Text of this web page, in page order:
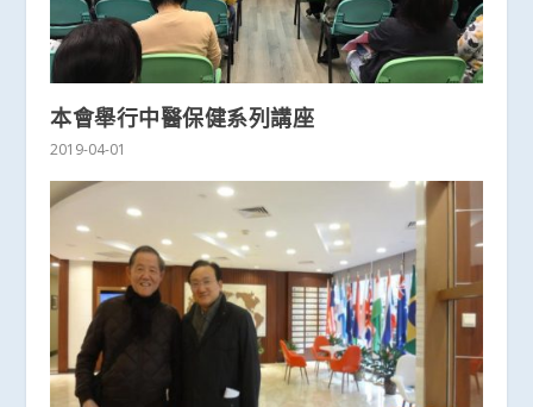
本會舉行中醫保健系列講座
2019-04-01